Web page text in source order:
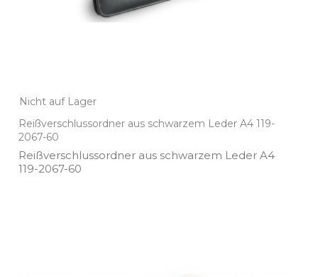
Nicht auf Lager
Reißverschlussordner aus schwarzem Leder A4 119-
2067-60
Reißverschlussordner aus schwarzem Leder A4
119­-2067­-60